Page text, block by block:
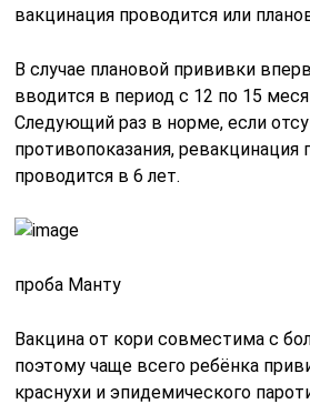
вакцинация проводится или
В случае плановой прививки
вводится в период с 12 по 15
Следующий раз в норме, если
противопоказания, ревакцинация
проводится в 6 лет.
проба Манту
Вакцина от кори совместима с
поэтому чаще всего ребёнка
краснухи и эпидемического